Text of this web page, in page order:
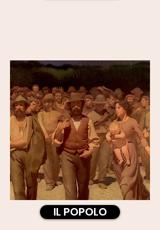
IL POPOLO